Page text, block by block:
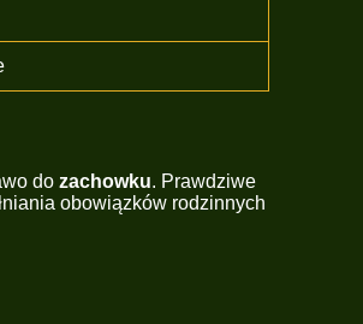
dozachowku. Prawdziwe
obowiązków rodzinnych